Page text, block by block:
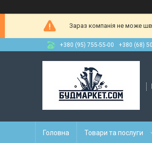
Зараз компанія не може
+380 (95) 755-55-00 +380 (68)
Головна Товари та послуги